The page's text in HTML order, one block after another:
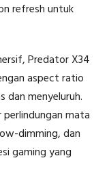
refresh untuk
Predator X34
aspect ratio
dan menyeluruh.
mata
dimming, dan
gaming yang